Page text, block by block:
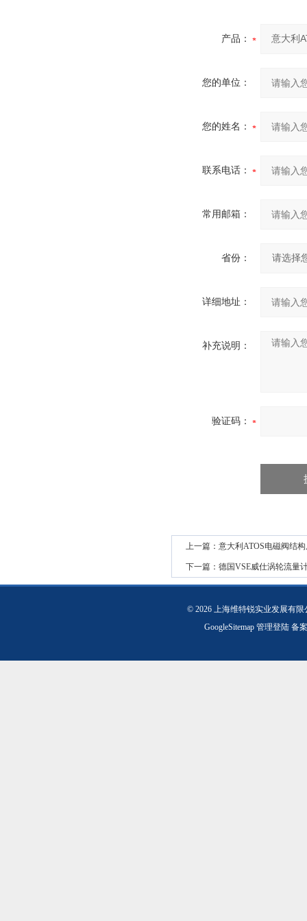
产品：
您的单位：
您的姓名：
联系电话：
常用邮箱：
省份：
详细地址：
补充说明：
验证码：
上一篇： 意大利ATOS电磁阀结
下一篇： 德国VSE威仕涡轮流量
© 2026 上海维特锐实业发展有
GoogleSitemap 管理登陆 备